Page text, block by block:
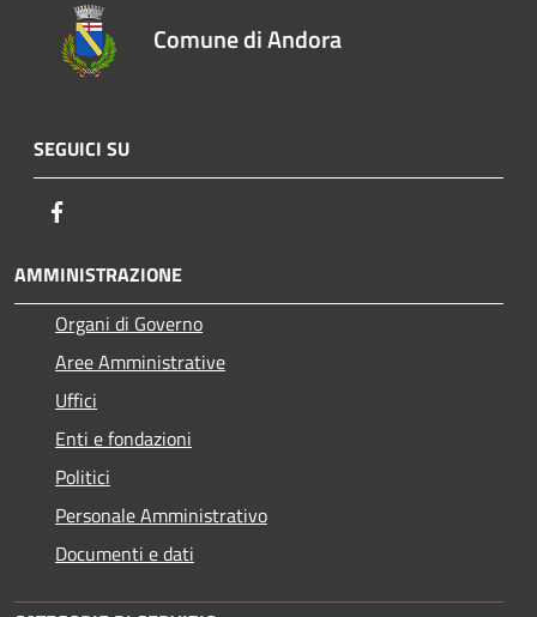
Comune di Andora
SEGUICI SU
AMMINISTRAZIONE
Organi di Governo
Aree Amministrative
Uffici
Enti e fondazioni
Politici
Personale Amministrativo
Documenti e dati